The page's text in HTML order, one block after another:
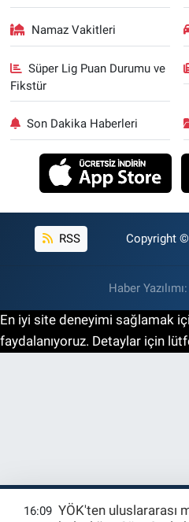
Namaz Vakitleri
Süper Lig Puan Durumu ve
Fikstür
Son Dakika Haberleri
RSS Copyright ©
Haber Yazılımı:
En iyi site deneyimi sağlamak
faydalanıyoruz. Detaylar için
16:09 YÖK'ten uluslararası